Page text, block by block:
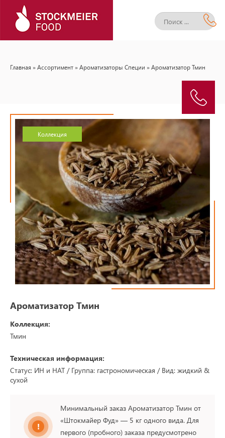
Главная »Ассортимент »Ароматизаторы Специи » Ароматизатор Тмин
Коллекция
Ароматизатор Тмин
Коллекция:
Тмин
Техническая информация:
Статус: ИН и НАТ / Группа: гастрономическая / Вид: жидкий &
сухой
Минимальный заказ Ароматизатор Тмин от
«Штокмайер Фуд» — 5 кг одного вида. Для
первого (пробного) заказа предусмотрено